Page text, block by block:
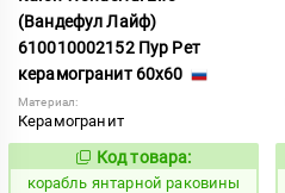
(Вандефул Лайф)
610010002152 Пур Рет
керамогранит 60x60
Материал:
Керамогранит
781078
Код товара:
корабль янтарной раковины